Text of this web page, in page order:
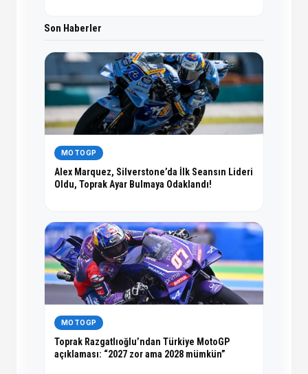
Son Haberler
MOTOGP
Alex Marquez, Silverstone’da İlk Seansın Lideri
Oldu, Toprak Ayar Bulmaya Odaklandı!
MOTOGP
Toprak Razgatlıoğlu’ndan Türkiye MotoGP
açıklaması: “2027 zor ama 2028 mümkün”